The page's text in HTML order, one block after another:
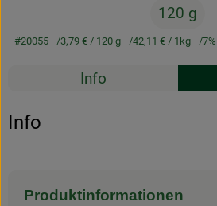
120 g
#20055 3,79 €/ 120 g 42,11 €/ 1kg
Rezepte
Info
Info
Produktinformationen